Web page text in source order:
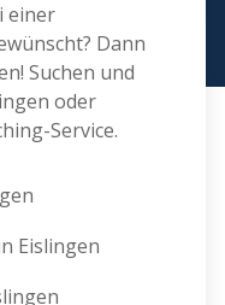
einer
Dann
Suchen und
oder
Service.
Eislingen